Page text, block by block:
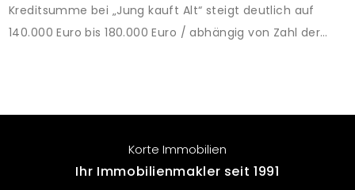
Kreditsumme bei „Jung kauft Alt“ steigt deutlich auf
140.000 Euro bis 180.000 Euro / abhängig von Zahl der
Monaten nach Förderzusage / Sanierung in
Einzelmaßnahmen […]
Korte Immobilien
Ihr Immobilienmakler seit 1991